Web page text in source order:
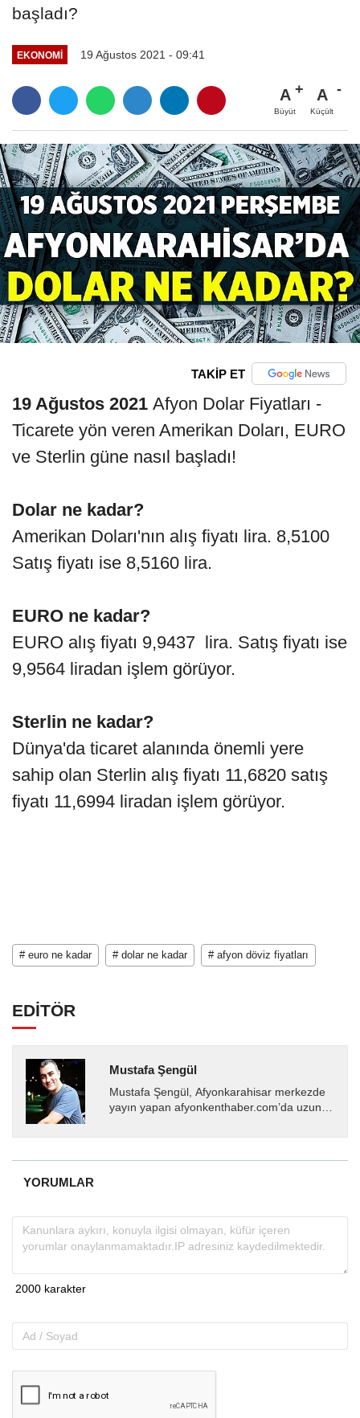
başladı?
EKONOMI 19 Ağustos 2021 - 09:41
A
Büyüt
A
Küçült
TAKİP ET
19 Ağustos 2021 Afyon Dolar Fiyatları -
Ticarete yön veren Amerikan Doları, EURO
ve Sterlin güne nasıl başladı!
Dolar ne kadar?
Amerikan Doları'nın alış fiyatı lira. 8,5100
Satış fiyatı ise 8,5160 lira.
EURO ne kadar?
EURO alış fiyatı 9,9437 lira. Satış fiyatı ise
9,9564 liradan işlem görüyor.​​​​​​
Sterlin ne kadar?
Dünya'da ticaret alanında önemli yere
sahip olan Sterlin alış fiyatı 11,6820 satış
fiyatı 11,6994 liradan işlem görüyor.
# euro ne kadar # dolar ne kadar # afyon döviz fiyatları
EDİTÖR
Mustafa Şengül
Mustafa Şengül, Afyonkarahisar merkezde
yayın yapan afyonkenthaber.com’da uzun
almakta, haber akışı...
YORUMLAR